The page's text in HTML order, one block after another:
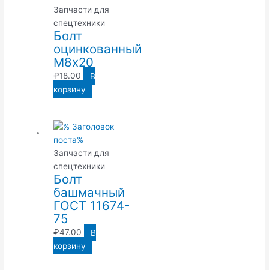
Запчасти для
спецтехники
Болт
оцинкованный
М8х20
₽18.00
В
корзину
Запчасти для
спецтехники
Болт
башмачный
ГОСТ 11674-
75
₽47.00
В
корзину